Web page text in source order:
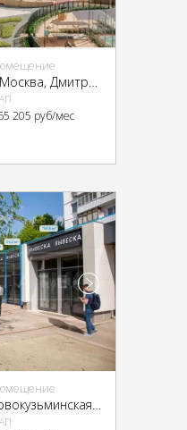
205 руб/мес
ЮВАО, Москва, 1-я Новокузьминская, д 21, к2